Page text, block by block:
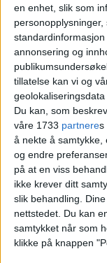
en enhet, slik som
annonsering og
tillatelse kan vi og
Du kan, som
våre 1733 partneres
å nekte å samtykke,
og endre
på at en viss
ikke krever ditt
slik behandling.
nettstedet. Du kan
samtykket når som
klikke på knappen
Ren
ble
inn i
ikke